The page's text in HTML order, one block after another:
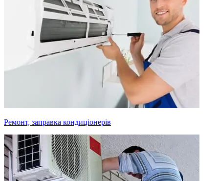
Ремонт, заправка кондиціонерів